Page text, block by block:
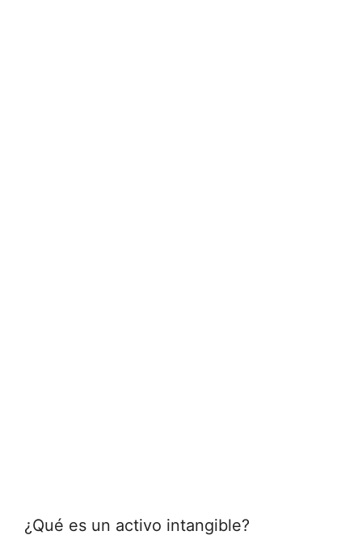
¿Qué es⁣ un activo ⁢intangible?